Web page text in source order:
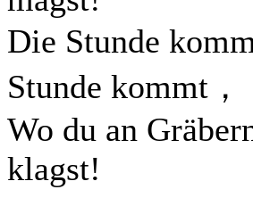
Die Stunde
Stunde kommt，
Wo du an
klagst!